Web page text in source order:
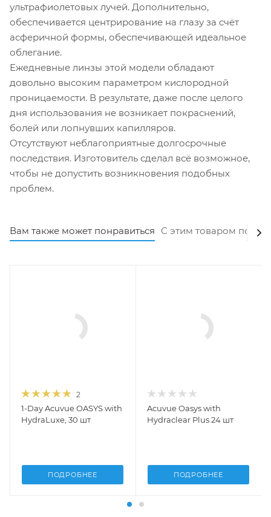
ультрафиолетовых лучей. Дополнительно,
обеспечивается центрирование на глазу за счёт
асферичной формы, обеспечивающей идеальное
облегание.
Ежедневные линзы этой модели обладают
довольно высоким параметром кислородной
проницаемости. В результате, даже после целого
дня использования не возникает покраснений,
болей или лопнувших капилляров.
Отсутствуют неблагоприятные долгосрочные
последствия. Изготовитель сделал всё возможное,
чтобы не допустить возникновения подобных
проблем.
Вам также может понравиться С этим товаром
2
1-Day Acuvue OASYS with
HydraLuxe, 30 шт
ПОДРОБНЕЕ
Acuvue Oasys with
Hydraclear Plus 24 шт
ПОДРОБНЕЕ